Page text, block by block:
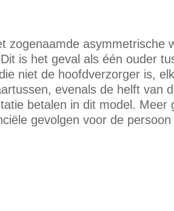
zogenaamde asymmetrische
is het geval als één ouder
niet de hoofdverzorger is,
evenals de helft van
betalen in dit model.
gevolgen voor de